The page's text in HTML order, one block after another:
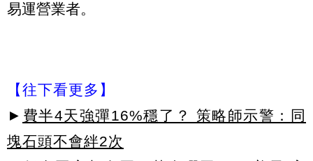
易運營業者。
【往下看更多】
► 費半4天強彈16%穩了？ 策略師示警：同
塊石頭不會絆2次